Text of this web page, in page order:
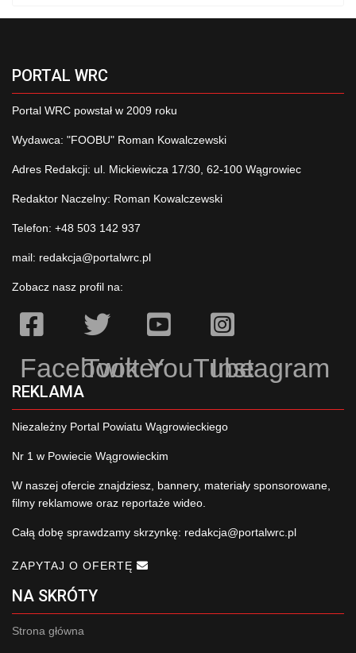
PORTAL WRC
Portal WRC powstał w 2009 roku
Wydawca: "FOOBU" Roman Kowalczewski
Adres Redakcji: ul. Mickiewicza 17/30, 62-100 Wągrowiec
Redaktor Naczelny: Roman Kowalczewski
Telefon: +48 503 142 937
mail: redakcja@portalwrc.pl
Zobacz nasz profil na:
Facebook
TwitterYouTubeInstagram
REKLAMA
Niezależny Portal Powiatu Wągrowieckiego
Nr 1 w Powiecie Wągrowieckim
W naszej ofercie znajdziesz, bannery, materiały sponsorowane,
filmy reklamowe oraz reportaże wideo.
Całą dobę sprawdzamy skrzynkę: redakcja@portalwrc.pl
ZAPYTAJ O OFERTĘ
NA SKRÓTY
Strona główna